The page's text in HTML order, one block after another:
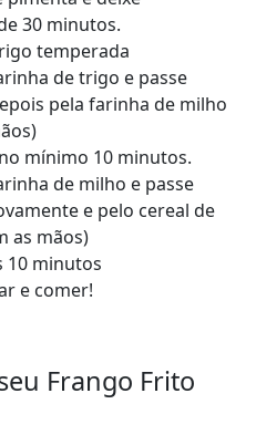
30 minutos.
temperada
de trigo e passe
pela farinha de milho
mínimo 10 minutos.
de milho e passe
e pelo cereal de
as mãos)
10 minutos
e comer!
Frango Frito